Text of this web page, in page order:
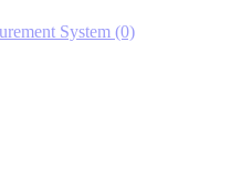
System (0)